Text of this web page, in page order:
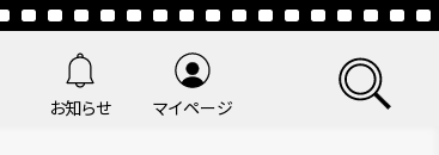
お知らせ マイページ